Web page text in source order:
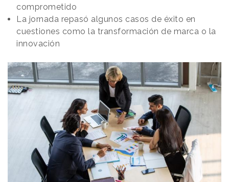
comprometido
La jornada repasó algunos casos de éxito en
cuestiones como la transformación de marca o la
innovación